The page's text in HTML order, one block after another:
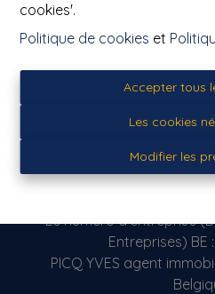
cookies'.
Politique de cookies et
Accepter tous
Les cookies
Modifier les
PICQ
7500 Tournai
Tél: 069/
Fax: 069 /
Le numéro d’entreprise
Entreprises) BE
PICQ YVES agent